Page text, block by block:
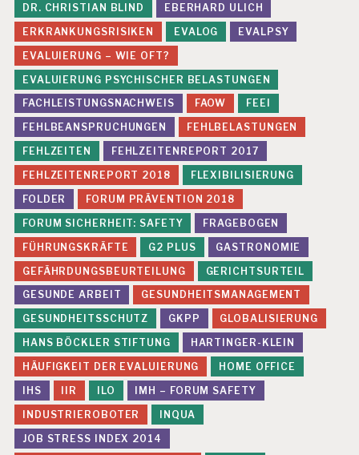
DR. CHRISTIAN BLIND
EBERHARD ULICH
ERKRANKUNGSRISIKEN
EVALOG
EVALPSY
EVALUIERUNG – WIE OFT?
EVALUIERUNG PSYCHISCHER BELASTUNGEN
FACHLEISTUNGSNACHWEIS
FAOW
FEEI
FEHLBEANSPRUCHUNGEN
FEHLBELASTUNGEN
FEHLZEITEN
FEHLZEITENREPORT 2017
FEHLZEITENREPORT 2018
FLEXIBILISIERUNG
FOLDER
FORUM PRÄVENTION 2018
FORUM SICHERHEIT: SAFETY
FRAGEBOGEN
FÜHRUNGSKRÄFTE
G2 PLUS
GASTRONOMIE
GEFÄHRDUNGSBEURTEILUNG
GERICHTSURTEIL
GESUNDE ARBEIT
GESUNDHEITSMANAGEMENT
GESUNDHEITSSCHUTZ
GKPP
GLOBALISIERUNG
HANS BÖCKLER STIFTUNG
HARTINGER-KLEIN
HÄUFIGKEIT DER EVALUIERUNG
HOME OFFICE
IHS
IIR ILO
IMH – FORUM SAFETY
INDUSTRIEROBOTER
INQUA
JOB STRESS INDEX 2014